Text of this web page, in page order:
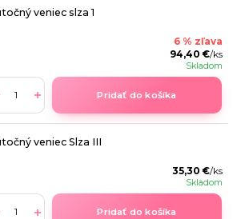
veniec slza 1
6 % zľava
94,40 €/ks
Skladom
Pridať do košíka
veniec Slza III
35,30 €/ks
Skladom
Pridať do košíka